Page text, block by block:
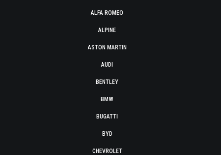
ALFA ROMEO
ALPINE
ASTON MARTIN
AUDI
BENTLEY
BMW
BUGATTI
BYD
CHEVROLET